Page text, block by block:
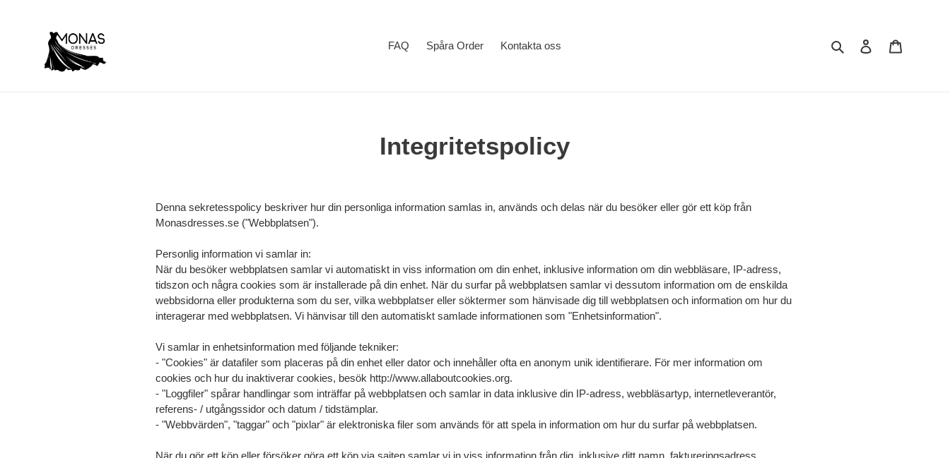
FAQ Spåra Order Kontakta oss Sök Logga in
Integritetspolicy
Denna sekretesspolicy beskriver hur din personliga information samlas in, används och delas när du besöker eller gör ett köp från
Monasdresses.se ("Webbplatsen").
Personlig information vi samlar in:
När du besöker webbplatsen samlar vi automatiskt in viss information om din enhet, inklusive information om din webbläsare, IP-adress,
tidszon och några cookies som är installerade på din enhet. När du surfar på webbplatsen samlar vi dessutom information om de enskilda
webbsidorna eller produkterna som du ser, vilka webbplatser eller söktermer som hänvisade dig till webbplatsen och information om hur du
interagerar med webbplatsen. Vi hänvisar till den automatiskt samlade informationen som "Enhetsinformation".
Vi samlar in enhetsinformation med följande tekniker:
- "Cookies" är datafiler som placeras på din enhet eller dator och innehåller ofta en anonym unik identifierare. För mer information om
cookies och hur du inaktiverar cookies, besök http://www.allaboutcookies.org.
- "Loggfiler" spårar handlingar som inträffar på webbplatsen och samlar in data inklusive din IP-adress, webbläsartyp, internetleverantör,
referens- / utgångssidor och datum / tidstämplar.
- "Webbvärden", "taggar" och "pixlar" är elektroniska filer som används för att spela in information om hur du surfar på webbplatsen.
När du gör ett köp eller försöker göra ett köp via sajten samlar vi in viss information från dig, inklusive ditt namn, faktureringsadress,